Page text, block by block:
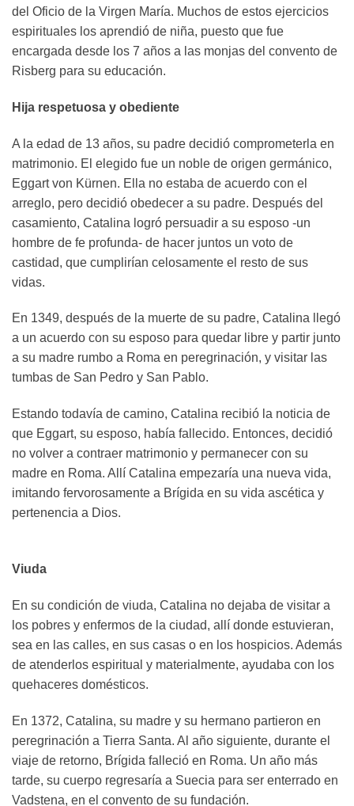
del Oficio de la Virgen María. Muchos de estos ejercicios
espirituales los aprendió de niña, puesto que fue
encargada desde los 7 años a las monjas del convento de
Risberg para su educación.
Hija respetuosa y obediente
A la edad de 13 años, su padre decidió comprometerla en
matrimonio. El elegido fue un noble de origen germánico,
Eggart von Kürnen. Ella no estaba de acuerdo con el
arreglo, pero decidió obedecer a su padre. Después del
casamiento, Catalina logró persuadir a su esposo -un
hombre de fe profunda- de hacer juntos un voto de
castidad, que cumplirían celosamente el resto de sus
vidas.
En 1349, después de la muerte de su padre, Catalina llegó
a un acuerdo con su esposo para quedar libre y partir junto
a su madre rumbo a Roma en peregrinación, y visitar las
tumbas de San Pedro y San Pablo.
Estando todavía de camino, Catalina recibió la noticia de
que Eggart, su esposo, había fallecido. Entonces, decidió
no volver a contraer matrimonio y permanecer con su
madre en Roma. Allí Catalina empezaría una nueva vida,
imitando fervorosamente a Brígida en su vida ascética y
pertenencia a Dios.
Viuda
En su condición de viuda, Catalina no dejaba de visitar a
los pobres y enfermos de la ciudad, allí donde estuvieran,
sea en las calles, en sus casas o en los hospicios. Además
de atenderlos espiritual y materialmente, ayudaba con los
quehaceres domésticos.
En 1372, Catalina, su madre y su hermano partieron en
peregrinación a Tierra Santa. Al año siguiente, durante el
viaje de retorno, Brígida falleció en Roma. Un año más
tarde, su cuerpo regresaría a Suecia para ser enterrado en
Vadstena, en el convento de su fundación.